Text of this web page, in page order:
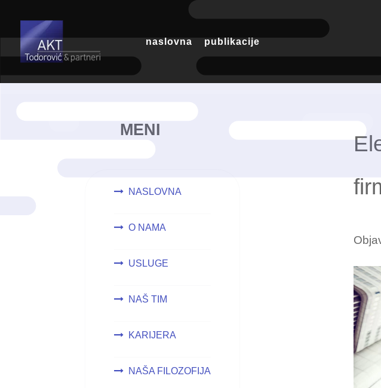
naslovna publikacije
MENI
NASLOVNA
O NAMA
USLUGE
NAŠ TIM
KARIJERA
NAŠA FILOZOFIJA